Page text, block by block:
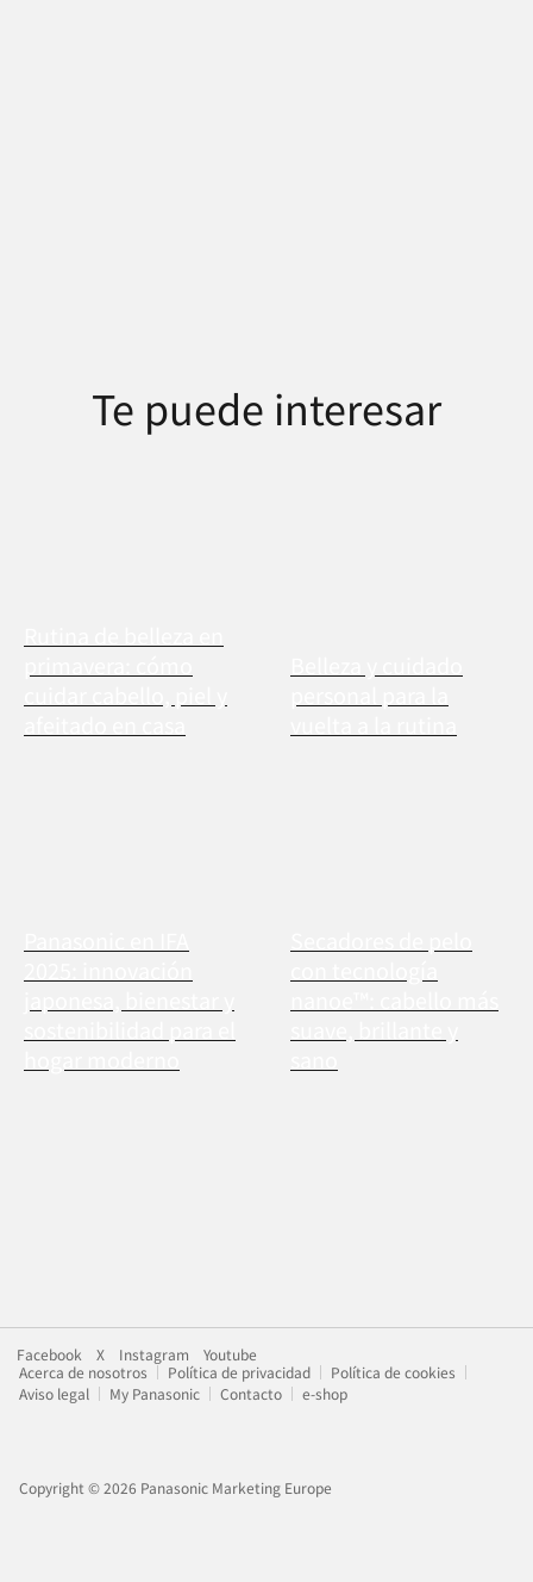
Te puede interesar
Facebook X Instagram
Youtube
Acerca de nosotros
Política de privacidad
Política de cookies
Aviso legal
My Panasonic Contacto e-shop
Copyright © 2026 Panasonic Marketing Europe